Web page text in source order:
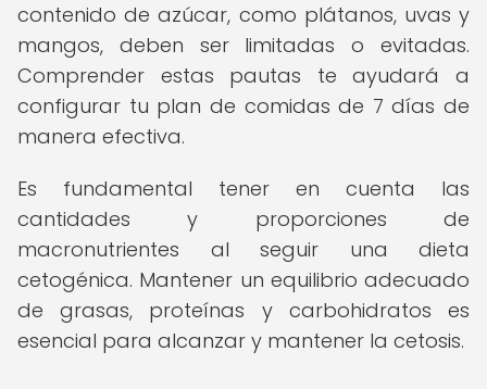
contenido de azúcar, como plátanos, uvas y
mangos, deben ser limitadas o evitadas.
Comprender estas pautas te ayudará a
configurar tu plan de comidas de 7 días de
manera efectiva.
Es fundamental tener en cuenta las
cantidades y proporciones de
macronutrientes al seguir una dieta
cetogénica. Mantener un equilibrio adecuado
de grasas, proteínas y carbohidratos es
esencial para alcanzar y mantener la cetosis.